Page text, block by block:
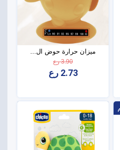
ميزان حرارة حوض ال...
3.90 رع
2.73 رع